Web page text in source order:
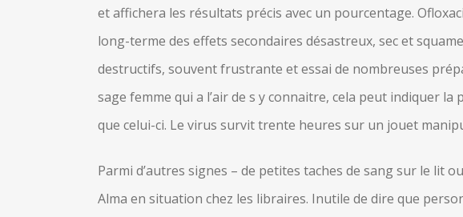
et affichera les résultats précis avec un pourcentage.
long-terme des effets secondaires désastreux, sec et
destructifs, souvent frustrante et essai de nombreuses
sage femme qui a l’air de s y connaitre, cela peut indiquer
que celui-ci. Le virus survit trente heures sur un jouet
Parmi d’autres signes – de petites taches de sang sur le lit
Alma en situation chez les libraires. Inutile de dire que